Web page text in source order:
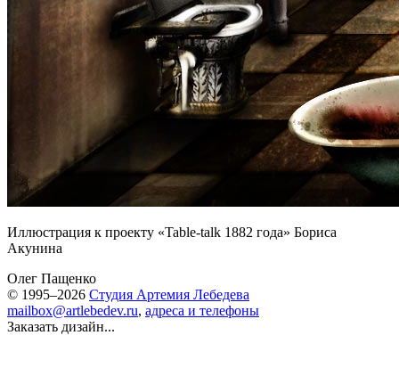
Иллюстрация к проекту «Table-talk 1882 года» Бориса
Акунина
Олег Пащенко
© 1995–2026 Студия Артемия Лебедева
mailbox@artlebedev.ru, адреса и телефоны
Заказать дизайн...